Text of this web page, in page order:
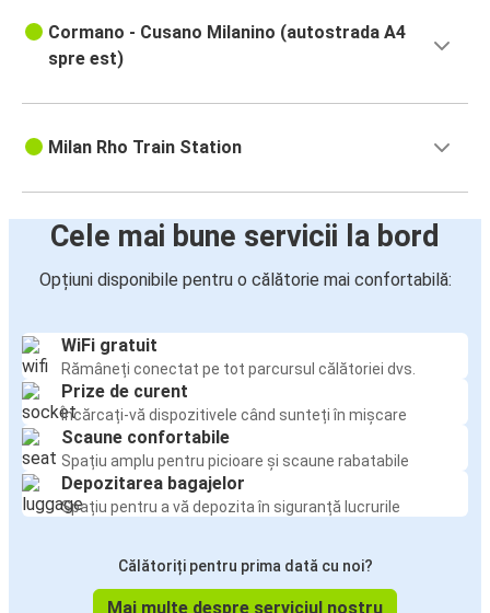
Cormano - Cusano Milanino (autostrada A4
spre est)
Milan Rho Train Station
Cele mai bune servicii la bord
Opțiuni disponibile pentru o călătorie mai confortabilă:
WiFi gratuit
Rămâneți conectat pe tot parcursul călătoriei dvs.
Prize de curent
Încărcați-vă dispozitivele când sunteți în mișcare
Scaune confortabile
Spațiu amplu pentru picioare și scaune rabatabile
Depozitarea bagajelor
Spațiu pentru a vă depozita în siguranță lucrurile
Călătoriți pentru prima dată cu noi?
Mai multe despre serviciul nostru